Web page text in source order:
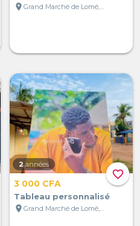
location_on
favorite_border
2 années
3 000 CFA
Tableau personnalisé
location_on